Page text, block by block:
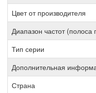
Цвет от производителя
Диапазон частот (полоса
Тип серии
Дополнительная
Страна